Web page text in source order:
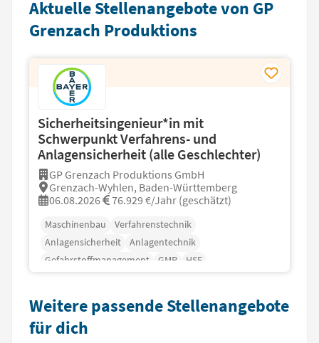
Aktuelle Stellenangebote von GP
Grenzach Produktions
Sicherheitsingenieur*in mit
Schwerpunkt Verfahrens- und
Anlagensicherheit (alle Geschlechter)
GP Grenzach Produktions GmbH
Grenzach-Wyhlen, Baden-Württemberg
06.08.2026
76.929 €/Jahr (geschätzt)
Maschinenbau
Verfahrenstechnik
Anlagensicherheit
Anlagentechnik
Gefahrstoffmanagement
GMP HSE
Weitere passende Stellenangebote
für dich